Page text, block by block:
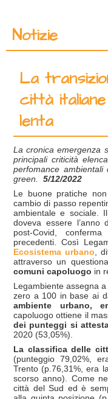
Notizie
La
città
lenta
La cronica emergenza
principali criticità
perfomance
green. 5/12/2022
Le buone pratiche
cambio di passo
ambientale e sociale.
doveva essere l’anno
post-Covid,
precedenti. Così
Ecosistema urbano ,
attraverso un
comuni capoluogo in
Legambiente assegna
zero a 100 in base ai
ambiente urbano,
capoluogo ottiene il
dei punteggi si
2020 (53,05%).
La classifica delle
(punteggio 79,02%,
Trento (p.76,31%, era
scorso anno). Come
città del Sud ed è